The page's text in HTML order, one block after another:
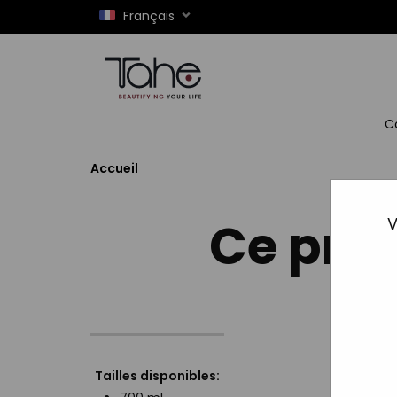
Français
Accueil
Ce
Tailles disponibles: